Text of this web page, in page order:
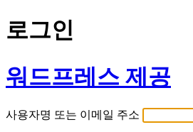
로그인
워드프레스 제공
사용자명 또는 이메일 주소